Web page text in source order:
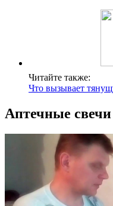
Читайте также:
Что вызывает
Аптечные